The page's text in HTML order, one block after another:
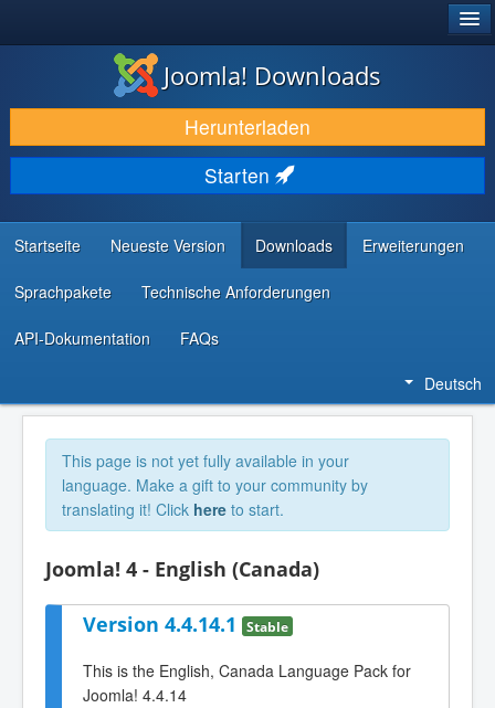
DOWNLOAD & ERWEITERN
ENTDECKEN & LERNEN
COMMUNITY & SUPPORT
RESSOURCEN FÜR ENTWICKLER
Joomla! Downloads
Herunterladen
Starten
Startseite Neueste Version Downloads Erweiterungen
Sprachpakete Technische Anforderungen
API-Dokumentation FAQs
Deutsch
This page is not yet fully available in your
language. Make a gift to your community by
translating it! Click here to start.
Joomla! 4 - English (Canada)
Version 4.4.14.1 Stable
This is the English, Canada Language Pack for
Joomla! 4.4.14